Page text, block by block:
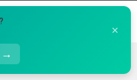
23 63 ×
→